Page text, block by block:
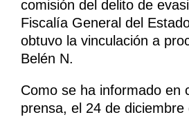
comisión del delito de
Fiscalía General del
obtuvo la vinculación a
Belén N.
Como se ha informado en
prensa, el 24 de diciembre